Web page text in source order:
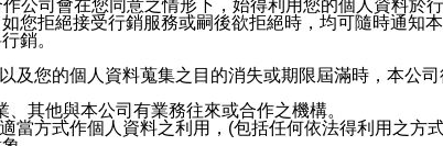
公司會在您同意之情形下，始得利用您的個人資料於
您拒絕接受行銷服務或嗣後欲拒絕時，均可隨時通知
銷。
您的個人資料蒐集之目的消失或期限屆滿時，本公
其他與本公司有業務往來或合作之機構。
當方式作個人資料之利用，(包括任何依法得利用之方